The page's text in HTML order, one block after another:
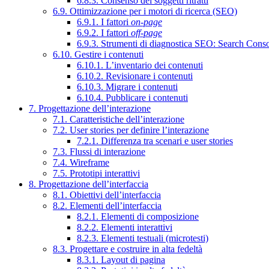
6.9. Ottimizzazione per i motori di ricerca (SEO)
6.9.1. I fattori on-page
6.9.2. I fattori off-page
6.9.3. Strumenti di diagnostica SEO: Search
6.10. Gestire i contenuti
6.10.1. L’inventario dei contenuti
6.10.2. Revisionare i contenuti
6.10.3. Migrare i contenuti
6.10.4. Pubblicare i contenuti
7. Progettazione dell’interazione
7.1. Caratteristiche dell’interazione
7.2. User stories per definire l’interazione
7.2.1. Differenza tra scenari e user stories
7.3. Flussi di interazione
7.4. Wireframe
7.5. Prototipi interattivi
8. Progettazione dell’interfaccia
8.1. Obiettivi dell’interfaccia
8.2. Elementi dell’interfaccia
8.2.1. Elementi di composizione
8.2.2. Elementi interattivi
8.2.3. Elementi testuali (microtesti)
8.3. Progettare e costruire in alta fedeltà
8.3.1. Layout di pagina